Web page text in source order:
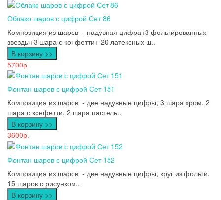
Облако шаров с цифрой Сет 86
Композиция из шаров - надувная цифра+3 фольгированных
звезды+3 шара с конфетти+ 20 латексных ш..
В корзину >>
5700р.
Фонтан шаров с цифрой Сет 151
Композиция из шаров - две надувные цифры, 3 шара хром, 2
шара с конфетти, 2 шара пастель..
В корзину >>
3600р.
Фонтан шаров с цифрой Сет 152
Композиция из шаров - две надувные цифры, круг из фольги,
15 шаров с рисунком..
В корзину >>